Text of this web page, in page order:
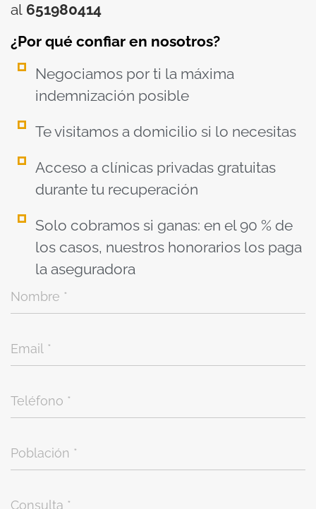
al 651980414
¿Por qué confiar en nosotros?
Negociamos por ti la máxima
indemnización posible
Te visitamos a domicilio si lo necesitas
Acceso a clínicas privadas gratuitas
durante tu recuperación
Solo cobramos si ganas: en el 90 % de
los casos, nuestros honorarios los paga
la aseguradora